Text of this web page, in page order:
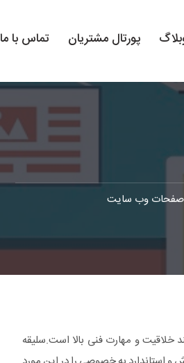
پورتال مشتریان تماس با ما
وب سایت
و مهارت فنی بالا است.سلیقه